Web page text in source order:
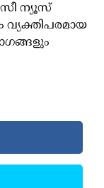
സീ ന്യൂസ്